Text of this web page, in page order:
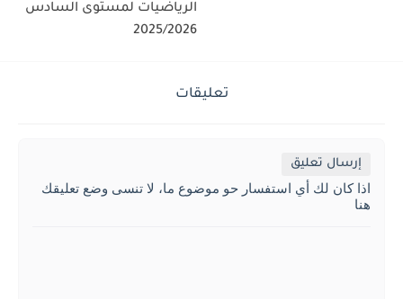
الرياضيات لمستوى السادس
2025/2026
تعليقات
إرسال تعليق
اذا كان لك أي استفسار حو موضوع ما، لا تنسى وضع تعليقك
هنا